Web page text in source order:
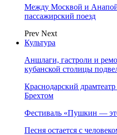
Между Москвой и Анапой
пассажирский поезд
Prev Next
Культура
Аншлаги, гастроли и
кубанской столицы
Краснодарский
Брехтом
Фестиваль «Пушкин —
Песня остается с